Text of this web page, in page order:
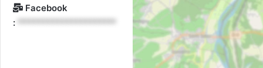
Facebook
: *********************